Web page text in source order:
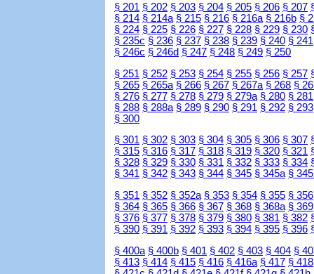
§ 201 § 202 § 203 § 204 § 205 § 206 § 207
§ 214 § 214a § 215 § 216 § 216a § 216b §
§ 224 § 225 § 226 § 227 § 228 § 229 § 230
§ 235c § 236 § 237 § 238 § 239 § 240 § 241
§ 246c § 246d § 247 § 248 § 249 § 250
§ 251 § 252 § 253 § 254 § 255 § 256 § 257
§ 265 § 265a § 266 § 267 § 267a § 268 §
§ 276 § 277 § 278 § 279 § 279a § 280 § 281
§ 288 § 288a § 289 § 290 § 291 § 292 § 293
§ 300
§ 301 § 302 § 303 § 304 § 305 § 306 § 307
§ 315 § 316 § 317 § 318 § 319 § 320 § 321
§ 328 § 329 § 330 § 331 § 332 § 333 § 334
§ 341 § 342 § 343 § 344 § 345 § 345a §
§ 351 § 352 § 352a § 353 § 354 § 355 § 356
§ 364 § 365 § 366 § 367 § 368 § 368a § 369
§ 376 § 377 § 378 § 379 § 380 § 381 § 382
§ 390 § 391 § 392 § 393 § 394 § 395 § 396
§ 400a § 400b § 401 § 402 § 403 § 404 §
§ 413 § 414 § 415 § 416 § 416a § 417 § 418